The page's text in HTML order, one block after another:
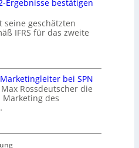
Ergebnisse bestätigen
seine geschätzten
IFRS für das zweite
bei SPN
Rossdeutscher die
des